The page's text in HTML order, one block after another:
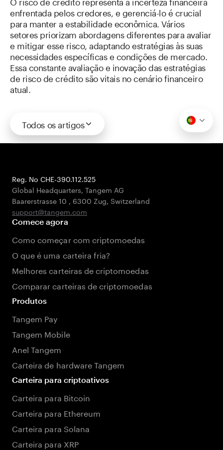
enfrentada pelos credores, e gerenciá-lo é crucial
para manter a estabilidade econômica. Vários
setores priorizam abordagens diferentes para avaliar
e mitigar esse risco, adaptando estratégias às suas
necessidades específicas e condições de mercado.
Essa constante avaliação e inovação das estratégias
de risco de crédito são vitais no cenário financeiro
atual.
Todos os artigos
Reg. No CHE-390.112.525
Global Headquarters, Tangem AG
Baarerstrasse 10 , 6300 Zug, Switzerland
support@tangem.com
Comece agora
Como começar com criptomoedas
O que é uma carteira fria?
Melhores carteiras de criptomoedas
Comparar carteiras de criptomoedas
Produtos
Tangem Pay
Tangem Mobile
Anel Tangem
Carteira de hardware Tangem
Carteira para criptoativos
Carteira para Bitcoin
Carteira para Ethereum
Carteira para Solana
Carteira para XRP